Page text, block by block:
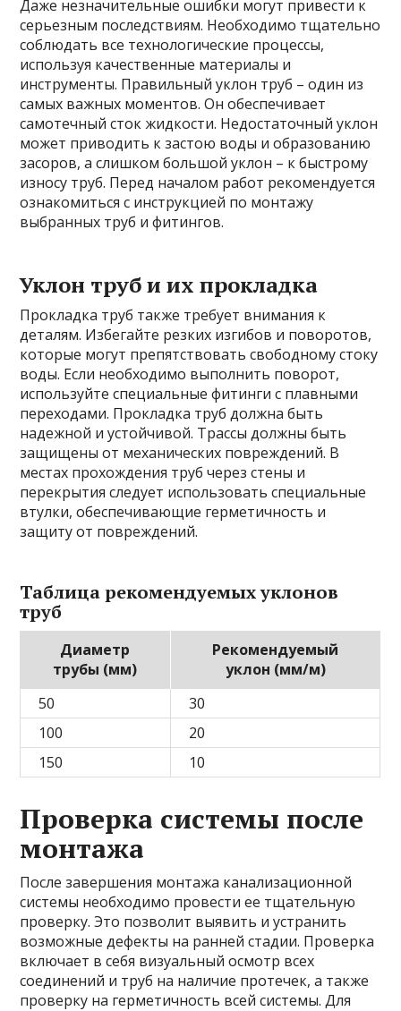
Даже незначительные ошибки могут привести к
серьезным последствиям. Необходимо тщательно
соблюдать все технологические процессы,
используя качественные материалы и
инструменты. Правильный уклон труб – один из
самых важных моментов. Он обеспечивает
самотечный сток жидкости. Недостаточный уклон
может приводить к застою воды и образованию
засоров, а слишком большой уклон – к быстрому
износу труб. Перед началом работ рекомендуется
ознакомиться с инструкцией по монтажу
выбранных труб и фитингов.
Уклон труб и их прокладка
Прокладка труб также требует внимания к
деталям. Избегайте резких изгибов и поворотов,
которые могут препятствовать свободному стоку
воды. Если необходимо выполнить поворот,
используйте специальные фитинги с плавными
переходами. Прокладка труб должна быть
надежной и устойчивой. Трассы должны быть
защищены от механических повреждений. В
местах прохождения труб через стены и
перекрытия следует использовать специальные
втулки, обеспечивающие герметичность и
защиту от повреждений.
Таблица рекомендуемых уклонов
труб
Диаметр
трубы (мм)
Рекомендуемый
уклон (мм/м)
50
30
100
20
150
10
Проверка системы после
монтажа
После завершения монтажа канализационной
системы необходимо провести ее тщательную
проверку. Это позволит выявить и устранить
возможные дефекты на ранней стадии. Проверка
включает в себя визуальный осмотр всех
соединений и труб на наличие протечек, а также
проверку на герметичность всей системы. Для